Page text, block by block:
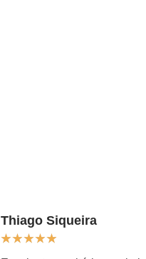
Thiago Siqueira
★★★★★